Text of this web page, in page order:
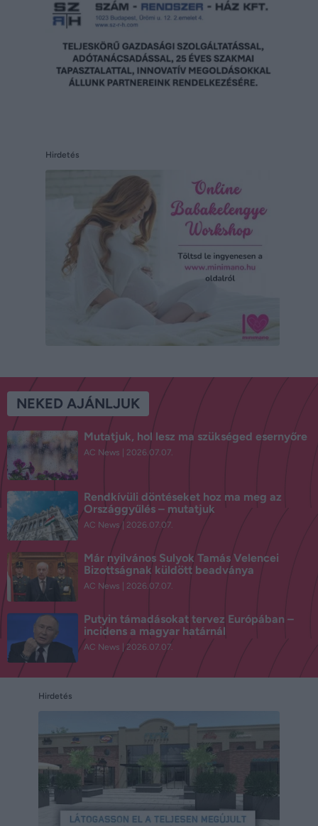
Hirdetés
NEKED AJÁNLJUK
Mutatjuk, hol lesz ma szükséged esernyőre
AC News 2026.07.07.
Rendkívüli döntéseket hoz ma meg az
Országgyűlés – mutatjuk
AC News 2026.07.07.
Már nyilvános Sulyok Tamás Velencei
Bizottságnak küldött beadványa
AC News 2026.07.07.
Putyin támadásokat tervez Európában –
incidens a magyar határnál
AC News 2026.07.07.
Hirdetés